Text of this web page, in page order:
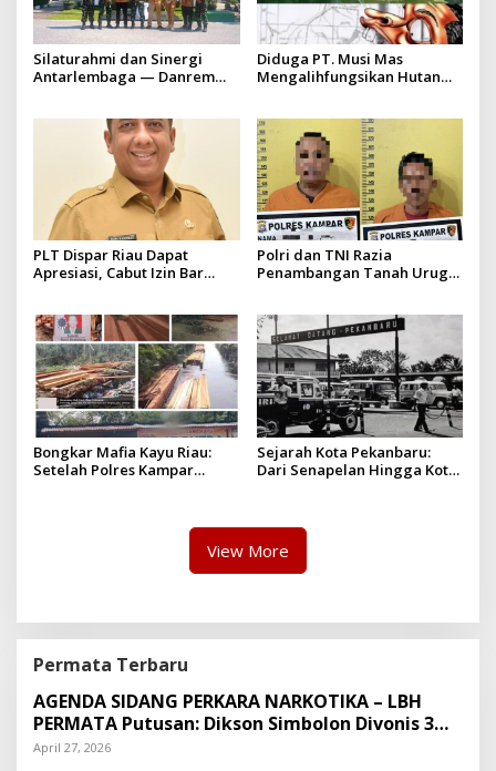
Silaturahmi dan Sinergi
Antarlembaga — Danrem
Diduga PT. Musi Mas
Mengalihfungsikan Hutan
yang diizinkan
PLT Dispar Riau Dapat
Apresiasi, Cabut Izin Bar
Polri dan TNI Razia
Penambangan Tanah Urug,
Bongkar Mafia Kayu Riau:
Setelah Polres Kampar
Hapus Berita Kian Menguat
Sejarah Kota Pekanbaru:
Dari Senapelan Hingga Kota
View More
Permata Terbaru
AGENDA SIDANG PERKARA NARKOTIKA – LBH
PERMATA Putusan: Dikson Simbolon Divonis 3
Tahun Penjara
April 27, 2026